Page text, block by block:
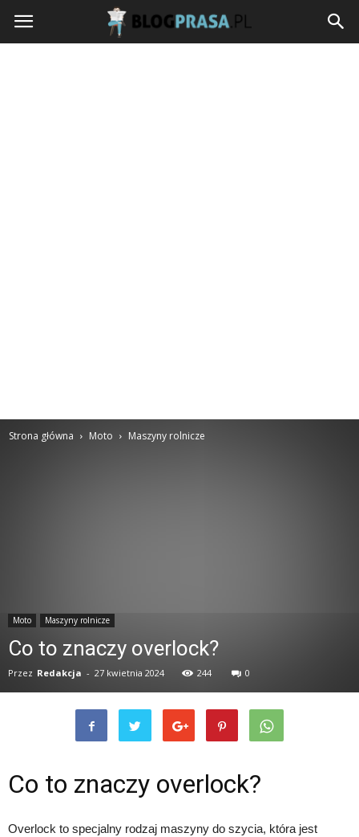
blogprasa.pl
Strona główna Moto Maszyny rolnicze
Moto Maszyny rolnicze
Co to znaczy overlock?
Przez Redakcja - 27 kwietnia 2024 244 0
Co to znaczy overlock?
Overlock to specjalny rodzaj maszyny do szycia, która jest